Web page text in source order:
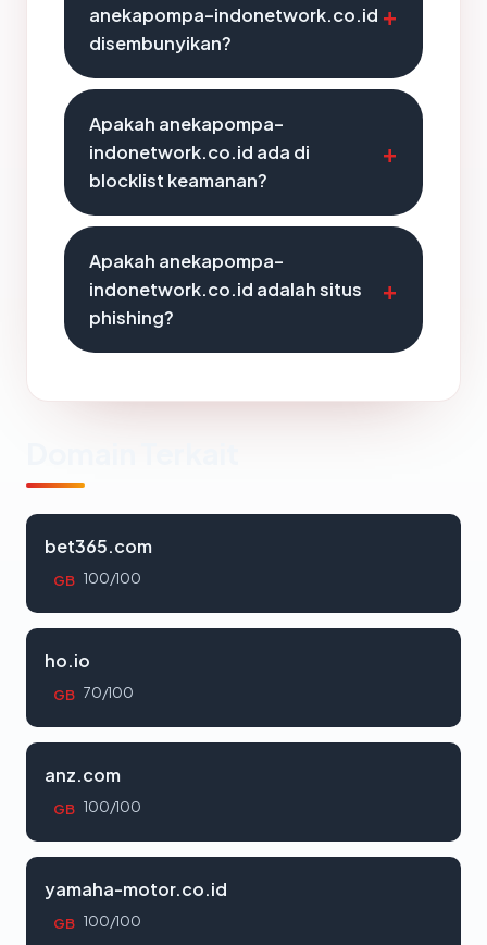
anekapompa-indonetwork.co.id
disembunyikan?
Apakah anekapompa-
indonetwork.co.id ada di
blocklist keamanan?
Apakah anekapompa-
indonetwork.co.id adalah situs
phishing?
bet365.com
GB 100/100
ho.io
GB 70/100
anz.com
GB 100/100
yamaha-motor.co.id
GB 100/100